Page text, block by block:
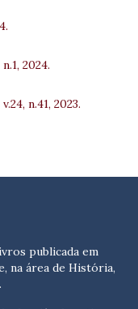
2024.
n.41, 2023.
publicada em
na área de História,